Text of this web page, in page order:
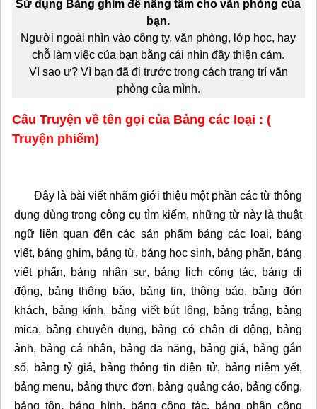
Sử dụng Bảng ghim để nâng tầm cho văn phòng của
bạn.
Người ngoài nhìn vào công ty, văn phòng, lớp học, hay
chỗ làm việc của bạn bằng cái nhìn đầy thiện cảm.
Vì sao ư? Vì bạn đã đi trước trong cách trang trí văn
phòng của mình.
Câu Truyện về tên gọi của Bảng các loại : (
Truyện phiếm)
Đây là bài viết nhằm giới thiệu một phần các từ thông
dụng dùng trong công cụ tìm kiếm, những từ này là thuật
ngữ liên quan đến các sản phẩm bảng các loại, bảng
viết, bảng ghim, bảng từ, bảng học sinh, bảng phấn, bảng
viết phấn, bảng nhân sự, bảng lịch công tác, bảng di
động, bảng thông báo, bảng tin, thông báo, bảng đón
khách, bảng kính, bảng viết bút lông, bảng trắng, bảng
mica, bảng chuyên dụng, bảng có chân di động, bảng
ảnh, bảng cá nhân, bảng đa năng, bảng giá, bảng gắn
số, bảng tỷ giá, bảng thông tin điện tử, bảng niêm yết,
bảng menu, bảng thực đơn, bảng quảng cáo, bảng cổng,
bảng tôn, bảng hình, bảng công tác, bảng phân công